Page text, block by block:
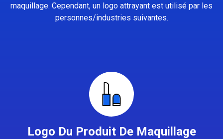
maquillage. Cependant, un logo attrayant est utilisé par les
personnes/industries suivantes.
Logo Du Produit De Maquillage